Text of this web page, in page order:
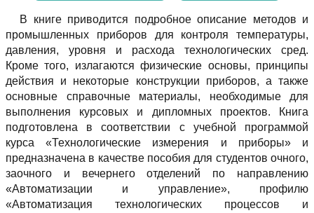
В книге приводится подробное описание методов и
промышленных приборов для контроля температуры,
давления, уровня и расхода технологических сред.
Кроме того, излагаются физические основы, принципы
действия и некоторые конструкции приборов, а также
основные справочные материалы, необходимые для
выполнения курсовых и дипломных проектов. Книга
подготовлена в соответствии с учебной программой
курса «Технологические измерения и приборы» и
предназначена в качестве пособия для студентов очного,
заочного и вечернего отделений по направлению
«Автоматизации и управление», профилю
«Автоматизация технологических процессов и